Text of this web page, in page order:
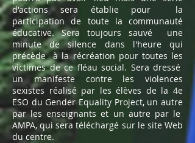
d'actions sera établie pour
la
participation de toute la communauté
éducative. Sera toujours sauvé
une
minute de silence dans l'heure qui
précède
à la récréation pour toutes les
victimes de ce fléau social. Sera dressé
un manifeste contre les violences
sexistes réalisé par les élèves de la 4e
ESO du Gender Equality Project, un autre
par les enseignants et un autre par le
AMPA, qui sera téléchargé sur le site Web
du centre.